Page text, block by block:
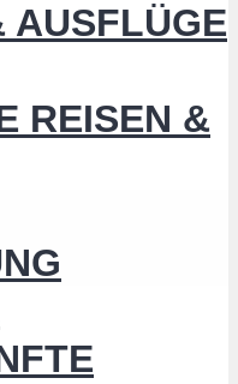
AUSFLÜGE
REISEN &